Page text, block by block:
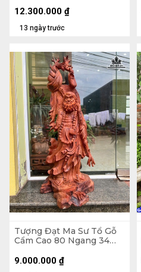
13 ngày trước
12.300.000 ₫
Tượng Đạt Ma Sư Tổ Gỗ
Cẩm Cao 80 Ngang 34
9.000.000 ₫